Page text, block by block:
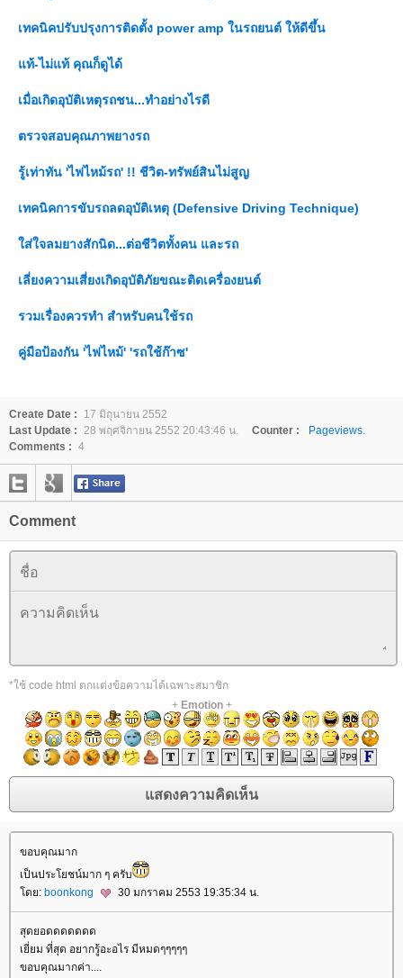
เทคนิคปรับปรุงการติดตั้ง power amp ในรถยนต์ ให้ดีขึ้น
ท้-ไม่แท้ คุณก็ดูได้
เมื่อเกิดอุบัติเหตุรถชน...ทำอย่างไรดี
ตรวจสอบคุณภาพยางรถ
รู้เท่าทัน 'ไฟไหม้รถ' !! ชีวิต-ทรัพย์สินไม่สูญ
เทคนิคการขับรถลดอุบัติเหตุ (Defensive Driving Technique)
ส่ใจลมยางสักนิด...ต่อชีวิตทั้งคน และรถ
เลี่ยงความเสี่ยงเกิดอุบัติภัยขณะติดเครื่องยนต์
รวมเรื่องควรทำ สำหรับคนใช้รถ
คู่มือป้องกัน 'ไฟไหม้' 'รถใช้ก๊าซ'
Create Date :
17 มิถุนายน 2552
Last Update : 28 พฤศจิกายน 2552 20:43:46 น. Counter :
Pageviews.
Comments : 4
Comment
*ใช้ code html ตกแต่งข้อความได้เฉพาะสมาชิก
+ Emotion+
ขอบคุณมาก
เป็นประโยชน์มาก ๆ ครับ
ดย: boonkong 30 มกราคม 2553 19:35:34 น.
สุดยอดดดดดดด
เยี่ยม ที่สุด อยากรู้อะอไร มีหมดๆๆๆๆๆ
ขอบคุณมากค่า....